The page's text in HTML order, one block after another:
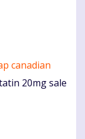
canadian
20mg sale